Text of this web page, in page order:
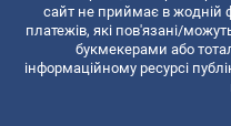
сайт не приймає в жодній
платежів, які пов'язані/
букмекерами або
інформаційному ресурсі